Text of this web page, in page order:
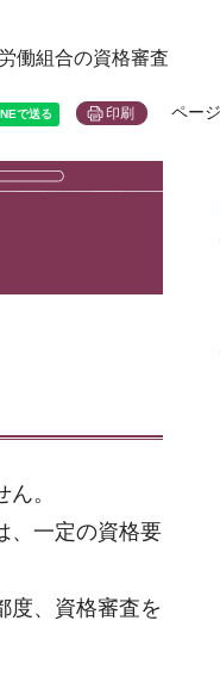
働組合の資格審査
印刷 ペー
。
、一定の資格要
度、資格審査を